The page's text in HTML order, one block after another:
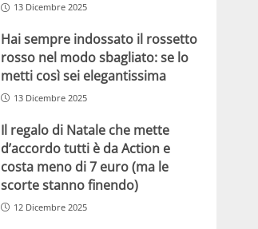
13 Dicembre 2025
Hai sempre indossato il rossetto
rosso nel modo sbagliato: se lo
metti così sei elegantissima
13 Dicembre 2025
Il regalo di Natale che mette
d’accordo tutti è da Action e
costa meno di 7 euro (ma le
scorte stanno finendo)
12 Dicembre 2025